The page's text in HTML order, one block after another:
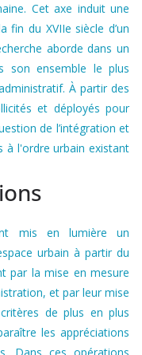
Cet axe induit une
du XVIIe siècle d’un
aborde dans un
son ensemble le plus
À partir des
et déployés pour
de l’intégration et
à l'ordre urbain existant
mis en lumière un
urbain à partir du
par la mise en mesure
et par leur mise
de plus en plus
les appréciations